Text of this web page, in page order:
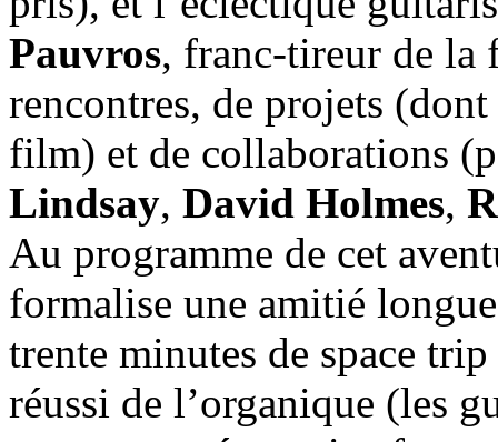
Pauvros, franc-tireur de la
rencontres, de projets
film) et de collaborations
Lindsay, David Holmes,
Au programme de cet
formalise une amitié
trente minutes de space
réussi de l’organique (les